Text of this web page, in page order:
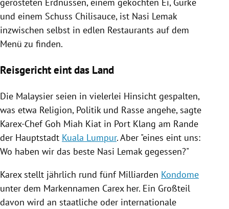
gerösteten Erdnüssen, einem gekochten Ei, Gurke
und einem Schuss Chilisauce, ist Nasi Lemak
inzwischen selbst in edlen Restaurants auf dem
Menü zu finden.
Reisgericht eint das Land
Die Malaysier seien in vielerlei Hinsicht gespalten,
was etwa Religion, Politik und Rasse angehe, sagte
Karex-Chef Goh Miah Kiat in Port Klang am Rande
der Hauptstadt Kuala Lumpur. Aber "eines eint uns:
Wo haben wir das beste Nasi Lemak gegessen?"
Karexstellt jährlich rund fünf Milliarden Kondome
unter dem Markennamen Carex her. Ein Großteil
davon wird an staatliche oder internationale